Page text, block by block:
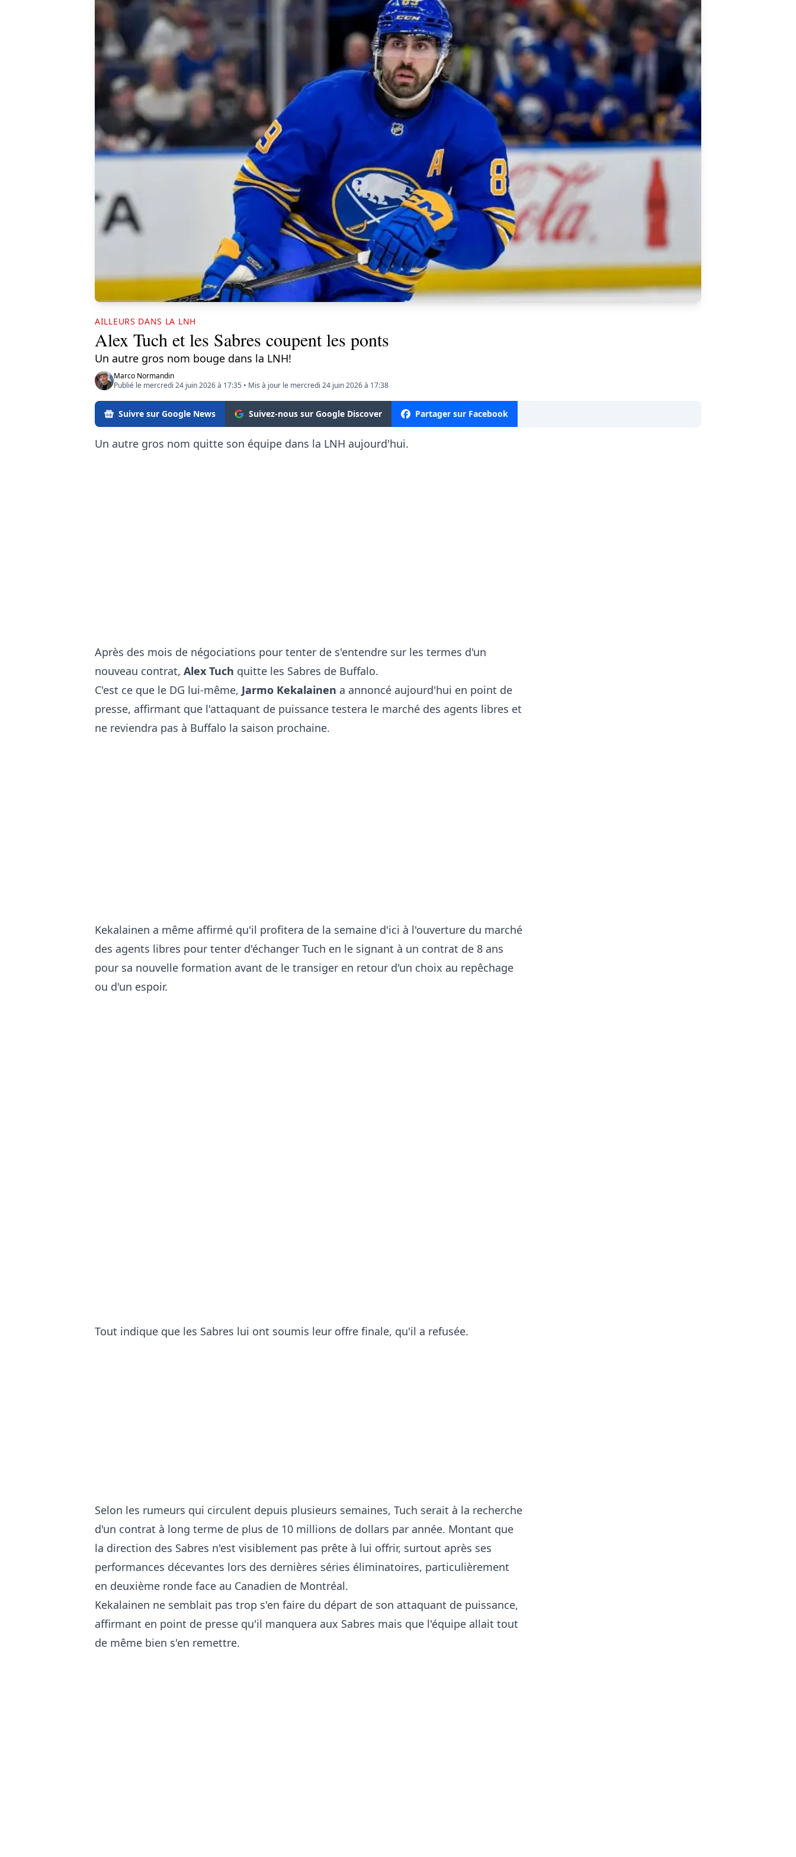
AILLEURS DANS LA LNH
Alex Tuch et les Sabres coupent les ponts
Un autre gros nom bouge dans la LNH!
Marco Normandin
Publié le mercredi 24 juin 2026 à 17:35 • Mis à jour le mercredi 24 juin 2026 à 17:38
Suivre sur Google News Suivez-nous sur Google Discover Partager sur Facebook
Un autre gros nom quitte son équipe dans la LNH aujourd'hui.
Après des mois de négociations pour tenter de s'entendre sur les termes d'un
nouveau contrat, Alex Tuch quitte les Sabres de Buffalo.
C'est ce que le DG lui-même, Jarmo Kekalainen a annoncé aujourd'hui en point de
presse, affirmant que l'attaquant de puissance testera le marché des agents libres et
ne reviendra pas à Buffalo la saison prochaine.
Kekalainen a même affirmé qu'il profitera de la semaine d'ici à l'ouverture du marché
des agents libres pour tenter d'échanger Tuch en le signant à un contrat de 8 ans
pour sa nouvelle formation avant de le transiger en retour d'un choix au repêchage
ou d'un espoir.
Tout indique que les Sabres lui ont soumis leur offre finale, qu'il a refusée.
Selon les rumeurs qui circulent depuis plusieurs semaines, Tuch serait à la recherche
d'un contrat à long terme de plus de 10 millions de dollars par année. Montant que
la direction des Sabres n'est visiblement pas prête à lui offrir, surtout après ses
performances décevantes lors des dernières séries éliminatoires, particulièrement
en deuxième ronde face au Canadien de Montréal.
Kekalainen ne semblait pas trop s'en faire du départ de son attaquant de puissance,
affirmant en point de presse qu'il manquera aux Sabres mais que l'équipe allait tout
de même bien s'en remettre.